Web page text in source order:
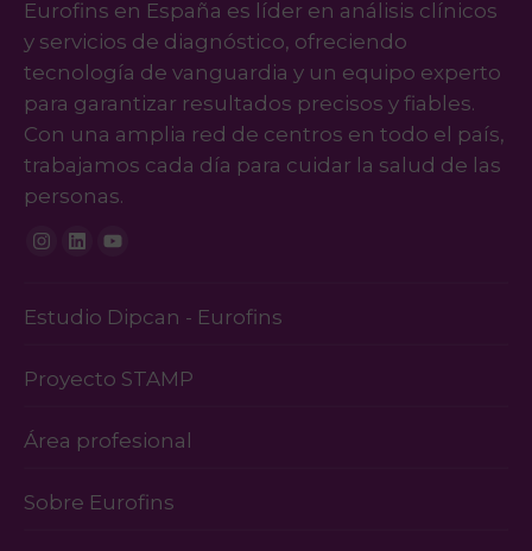
vida.
resultado concluyente. Consulta con
nuestro
equipo de atención al
paciente
si tienes alguna duda o en
centro Eurofins de referencia.
extracción de sangre convencional.
Ambas vías son igual de eficaces para
extraer el ADN con total garantía.
acudir con tu bono online. El proceso
se gestiona bajo la más estricta
confidencialidad; los resultados se
entregan de forma privada a través
de nuestra plataforma segura,
asegurando que solo las personas
autorizadas tengan acceso a la
información.
Eurofins en España es líder en análisis clínicos
y servicios de diagnóstico, ofreciendo
tecnología de vanguardia y un equipo experto
para garantizar resultados precisos y fiables.
Con una amplia red de centros en todo el país,
trabajamos cada día para cuidar la salud de las
personas.
Instagram
Linkedin
Youtube
Estudio Dipcan - Eurofins
Proyecto STAMP
Área profesional
Sobre Eurofins